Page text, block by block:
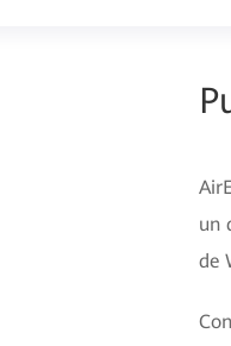
un
de